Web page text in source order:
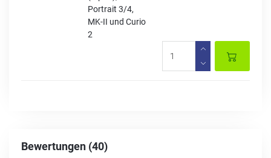
Portrait 3/4,
MK-II und Curio
2
Bewertungen (40)